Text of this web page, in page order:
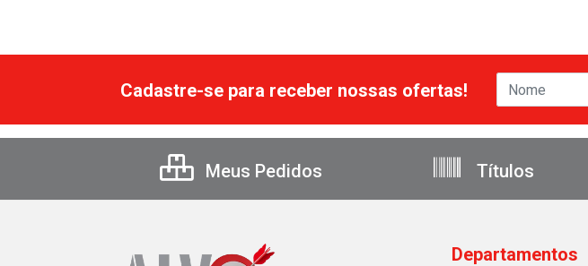
Cadastre-se para receber nossas ofertas!
Meus Pedidos Títulos
Departamentos